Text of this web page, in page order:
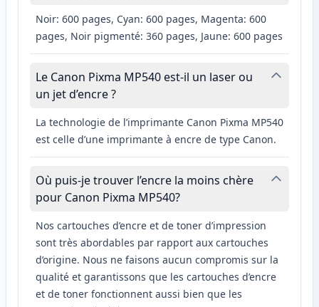
Noir: 600 pages, Cyan: 600 pages, Magenta: 600
pages, Noir pigmenté: 360 pages, Jaune: 600 pages
Le Canon Pixma MP540 est-il un laser ou
un jet d’encre ?
La technologie de l’imprimante Canon Pixma MP540
est celle d’une imprimante à encre de type Canon.
Où puis-je trouver l’encre la moins chère
pour Canon Pixma MP540?
Nos cartouches d’encre et de toner d’impression
sont très abordables par rapport aux cartouches
d’origine. Nous ne faisons aucun compromis sur la
qualité et garantissons que les cartouches d’encre
et de toner fonctionnent aussi bien que les